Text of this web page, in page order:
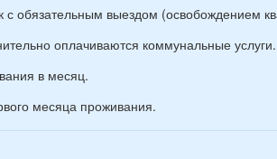
с обязательным выездом (освобождением
оплачиваются коммунальные услуги.
в месяц.
месяца проживания.